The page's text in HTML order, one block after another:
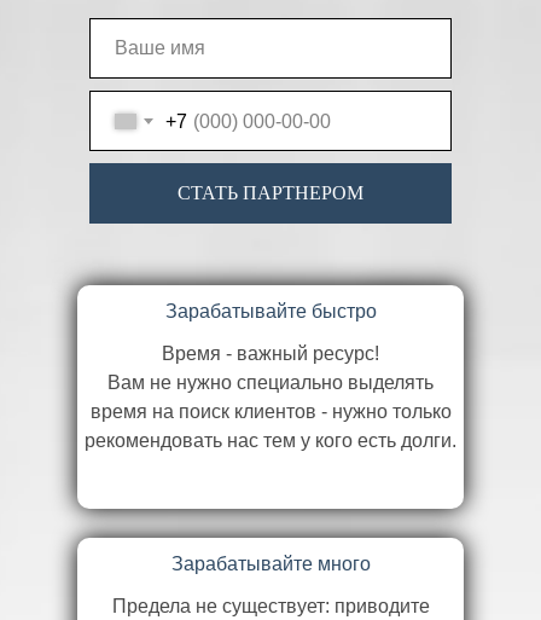
Предела не существует: приводите
Зарабатывайте много
Время - важный ресурс!
Вам не нужно специально выделять
время на поиск клиентов - нужно только
рекомендовать нас тем у кого есть долги.
Зарабатывайте быстро
+7
СТАТЬ ПАРТНЕРОМ